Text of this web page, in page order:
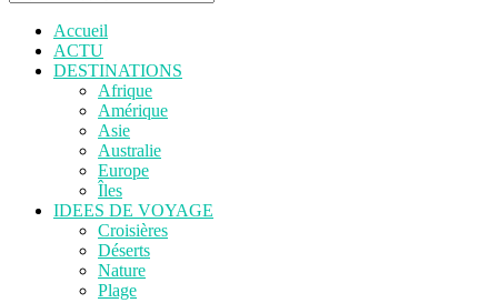
Accueil
ACTU
DESTINATIONS
Afrique
Amérique
Asie
Australie
Europe
Îles
IDEES DE VOYAGE
Croisières
Déserts
Nature
Plage